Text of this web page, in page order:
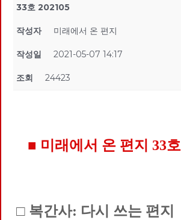
33호 202105
작성자 미래에서 온 편지
작성일 2021-05-07 14:17
조회 24423
■ 미래에서 온 편지 33
□ 복간사: 다시 쓰는 편지